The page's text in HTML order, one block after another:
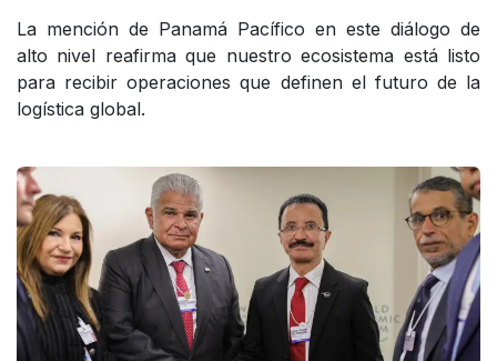
La mención de Panamá Pacífico en este diálogo de
alto nivel reafirma que nuestro ecosistema está listo
para recibir operaciones que definen el futuro de la
logística global.